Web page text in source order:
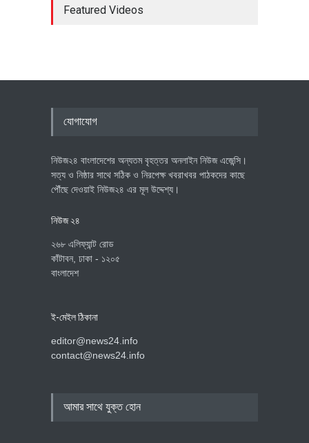
Featured Videos
যোগাযোগ
নিউজ২৪ বাংলাদেশের অন্যতম বৃহত্তর অনলাইন নিউজ এজেন্সি।
সত্য ও নিষ্ঠার সাথে সঠিক ও নিরপেক্ষ খবরাখবর পাঠকদের কাছে
পৌঁছে দেওয়াই নিউজ২৪ এর মূল উদ্দেশ্য।
নিউজ ২৪
২৬৮ এলিফ্যান্ট রোড
কাঁটাবন, ঢাকা - ১২০৫
বাংলাদেশ
ই-মেইল ঠিকানা
editor@news24.info
contact@news24.info
আমার সাথে যুক্ত হোন